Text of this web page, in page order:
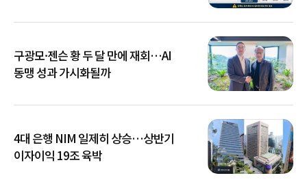
구광모·젠슨 황 두 달 만에 재회…AI
동맹 성과 가시화될까
4대 은행 NIM 일제히 상승…상반기
이자이익 19조 육박